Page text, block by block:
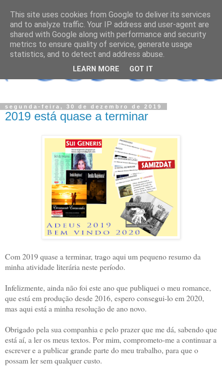
segunda-feira, 30 de dezembro de 2019
2019 está quase a terminar
Com 2019 quase a terminar, trago aqui um pequeno resumo da
minha atividade literária neste período.
Infelizmente, ainda não foi este ano que publiquei o meu romance,
que está em produção desde 2016, espero consegui-lo em 2020,
mas aqui está a minha resolução de ano novo.
Obrigado pela sua companhia e pelo prazer que me dá, sabendo que
está aí, a ler os meus textos. Por mim, comprometo-me a continuar a
escrever e a publicar grande parte do meu trabalho, para que o
possam ler sem qualquer custo.
This site uses cookies from Google to deliver its services
and to analyze traffic. Your IP address and user-agent are
shared with Google along with performance and security
metrics to ensure quality of service, generate usage
statistics, and to detect and address abuse.
LEARN MORE GOT IT